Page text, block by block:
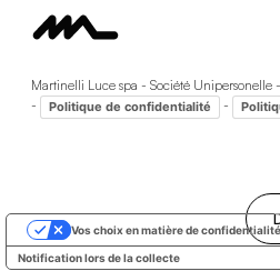
Martinelli Luce spa - Société
-
Politique de confidentialité -
Notification lors de la collecte
Vos choix en matière de confidentialité